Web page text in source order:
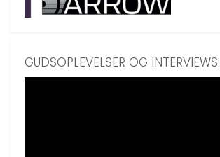
GUDSOPLEVELSER OG INTERVIEWS: